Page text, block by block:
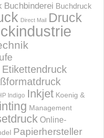
Buchbinderei Buchdruck
Direct Mail Druck
Etikettendruck
Indigo Inkjet Koenig &
Management
Online-
Papierhersteller